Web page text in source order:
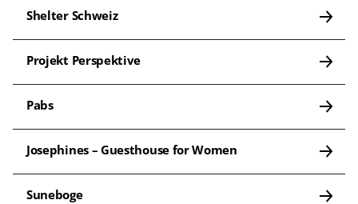
Shelter Schweiz
Projekt Perspektive
Pabs
Josephines – Guesthouse for Women
Suneboge